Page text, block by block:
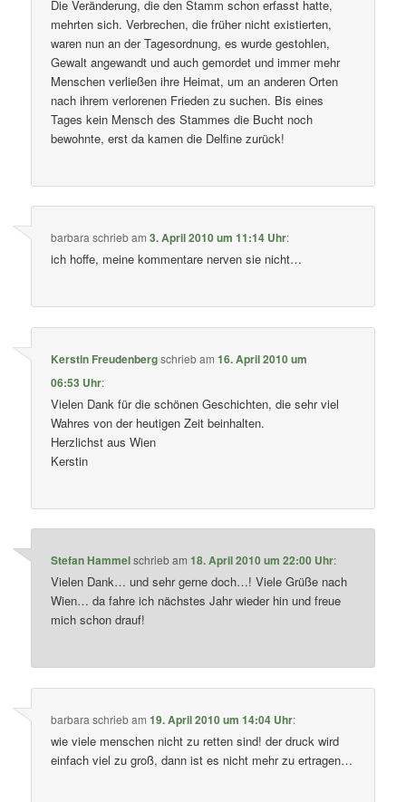
Die Veränderung, die den Stamm schon erfasst hatte,
mehrten sich. Verbrechen, die früher nicht existierten,
waren nun an der Tagesordnung, es wurde gestohlen,
Gewalt angewandt und auch gemordet und immer mehr
Menschen verließen ihre Heimat, um an anderen Orten
nach ihrem verlorenen Frieden zu suchen. Bis eines
Tages kein Mensch des Stammes die Bucht noch
bewohnte, erst da kamen die Delfine zurück!
barbara schriebam3. April 2010 um 11:14 Uhr:
ich hoffe, meine kommentare nerven sie nicht…
Kerstin Freudenbergschriebam16. April 2010 um
06:53 Uhr:
Vielen Dank für die schönen Geschichten, die sehr viel
Wahres von der heutigen Zeit beinhalten.
Herzlichst aus Wien
Kerstin
Stefan Hammelschriebam18. April 2010 um 22:00 Uhr:
Vielen Dank… und sehr gerne doch…! Viele Grüße nach
Wien… da fahre ich nächstes Jahr wieder hin und freue
mich schon drauf!
barbara schriebam19. April 2010 um 14:04 Uhr:
wie viele menschen nicht zu retten sind! der druck wird
einfach viel zu groß, dann ist es nicht mehr zu ertragen…